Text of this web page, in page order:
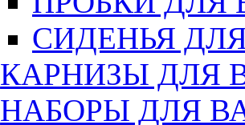
СИДЕНЬЯ
КАРНИЗЫ ДЛЯ
НАБОРЫ ДЛЯ